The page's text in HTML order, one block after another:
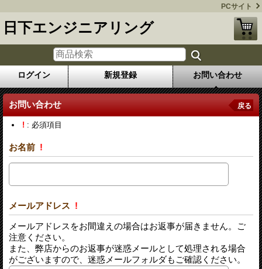
PCサイト
日下エンジニアリング
ログイン 新規登録 お問い合わせ
お問い合わせ 戻る
! : 必須項目
お名前 !
メールアドレス !
メールアドレスをお間違えの場合はお返事が届きません。ご
注意ください。
また、弊店からのお返事が迷惑メールとして処理される場合
がございますので、迷惑メールフォルダもご確認ください。